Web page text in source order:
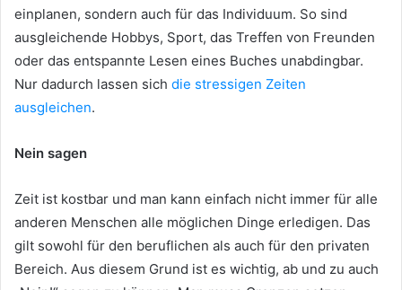
einplanen, sondern auch für das Individuum. So sind
ausgleichende Hobbys, Sport, das Treffen von Freunden
oder das entspannte Lesen eines Buches unabdingbar.
Nur dadurch lassen sich die stressigen Zeiten
ausgleichen.
Nein sagen
Zeit ist kostbar und man kann einfach nicht immer für alle
anderen Menschen alle möglichen Dinge erledigen. Das
gilt sowohl für den beruflichen als auch für den privaten
Bereich. Aus diesem Grund ist es wichtig, ab und zu auch